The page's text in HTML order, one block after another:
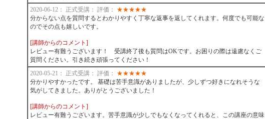
2020-06-12： 正式受講： 評価： ★★★★★
分からない点を質問するとわかりやすく丁寧な返事を返してくれます。何度でも可能な
のでその点も嬉しいです。
[講師からのコメント]
レビュー有難うございます！ 受講終了後も質問はOKです。お困りの際は遠慮なくご
質問ください。引き続き頑張ってください！
2020-05-21： 正式受講： 評価： ★★★★★
分かりやすかったです。 基礎は苦手意識がありましたが、少しずつ好きになれそうな
気がしてきました。ありがとうございました！
[講師からのコメント]
レビュー有難うございます。苦手意識が少しでもなくなってくれると、この講座の意味